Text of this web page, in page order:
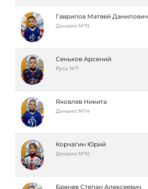
Гаврилов Матвей Данилович
Динамо №19
Сеньков Арсений
Русь №7
Яковлев Никита
Динамо №14
Корчагин Юрий
Динамо №10
Бренев Степан Алексеевич